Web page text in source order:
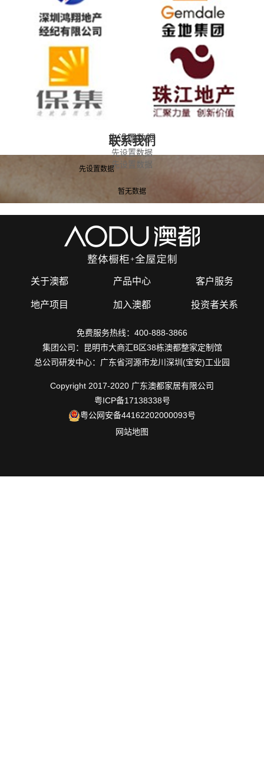
联系我们
先设置数据
先设置数据
先设置数据
先设置数据
暂无数据
关于澳都 产品中心 客户服务
地产项目 加入澳都 投资者关系
免费服务热线：400-888-3866
集团公司：昆明市大商汇B区38栋澳都整家定制馆
总公司研发中心：广东省河源市龙川深圳(宝安)工业园
Copyright 2017-2020 广东澳都家居有限公司
粤ICP备17138338号
粤公网安备44162202000093号
网站地图